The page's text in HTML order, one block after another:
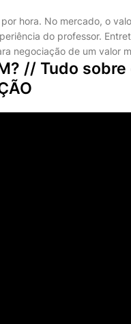
hora. No mercado, o
do professor.
negociação de um valor
// Tudo